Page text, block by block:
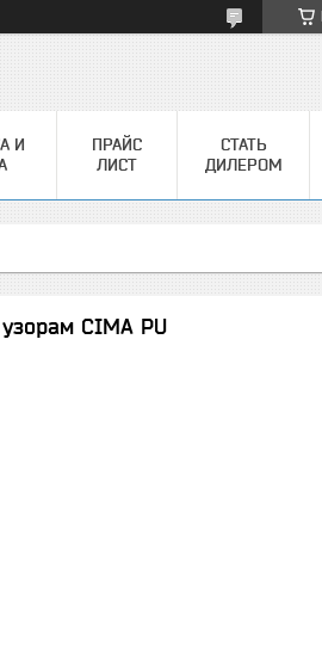
И
ПРАЙС
ЛИСТ
СТАТЬ
ДИЛЕРОМ
CIMA PU